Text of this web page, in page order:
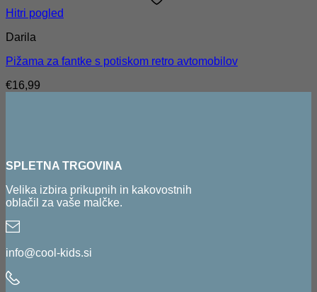
Hitri pogled
Darila
Pižama za fantke s potiskom retro avtomobilov
€16,99
SPLETNA TRGOVINA
Velika izbira prikupnih in kakovostnih
oblačil za vaše malčke.
info@cool-kids.si